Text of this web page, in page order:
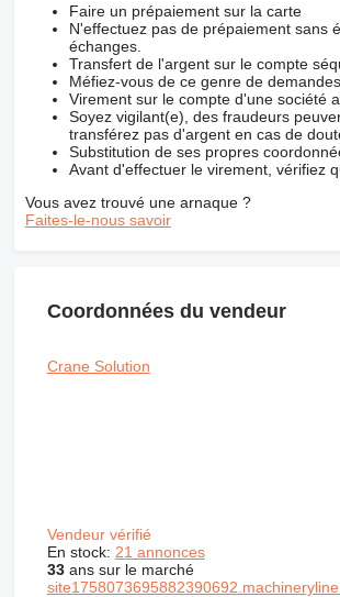
Axle configuration: 10x8x10
Faire un prépaiement sur la carte
N'effectuez pas de prépaiement sans
échanges.
Transfert de l'argent sur le compte
Méfiez-vous de ce genre de
Virement sur le compte d'une société
Soyez vigilant(e), des fraudeurs
transférez pas d'argent en cas de
Substitution de ses propres
Avant d'effectuer le virement, vérifiez
Vous avez trouvé une arnaque ?
Faites-le-nous savoir
Coordonnées du vendeur
Crane Solution
Vendeur vérifié
En stock: 21 annonces
33ans sur le marché